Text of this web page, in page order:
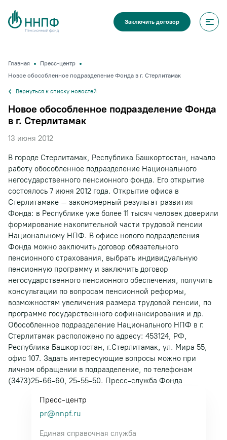
Заключить договор
Главная
Пресс-центр
Новое обособленное подразделение Фонда в г. Стерлитамак
Вернуться к списку новостей
Новое обособленное подразделение Фонда
в г. Стерлитамак
13 июня 2012
В городе Стерлитамак, Республика Башкортостан, начало
работу обособленное подразделение Национального
негосударственного пенсионного фонда. Его открытие
состоялось 7 июня 2012 года. Открытие офиса в
Стерлитамаке – закономерный результат развития
Фонда: в Республике уже более 11 тысяч человек доверили
формирование накопительной части трудовой пенсии
Национальному НПФ. В офисе нового подразделения
Фонда можно заключить договор обязательного
пенсионного страхования, выбрать индивидуальную
пенсионную программу и заключить договор
негосударственного пенсионного обеспечения, получить
консультации по вопросам пенсионной реформы,
возможностям увеличения размера трудовой пенсии, по
программе государственного софинансирования и др.
Обособленное подразделение Национального НПФ в г.
Стерлитамак расположено по адресу: 453124, РФ,
Республика Башкортостан, г.Стерлитамак, ул. Мира 55,
офис 107. Задать интересующие вопросы можно при
личном обращении в подразделение, по телефонам
(3473)25-66-60, 25-55-50. Пресс-служба Фонда
Пресс-центр
pr@nnpf.ru
Единая справочная служба